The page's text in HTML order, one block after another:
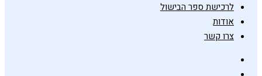
לרכישת ספר הבישול
אודות
צרו קשר